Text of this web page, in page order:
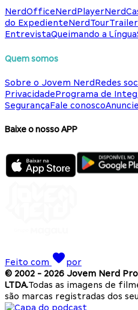
NerdOfficeNerdPlayer
do ExpedienteNerdTour
EntrevistaQueimando a Língua
Quem somos
Sobre o Jovem NerdRedes
PrivacidadePrograma de
SegurançaFale conoscoAnuncie
Baixe o nosso APP
Feito com
por
© 2002 - 2026 Jovem Nerd
LTDA.Todas as imagens de
são marcas registradas dos